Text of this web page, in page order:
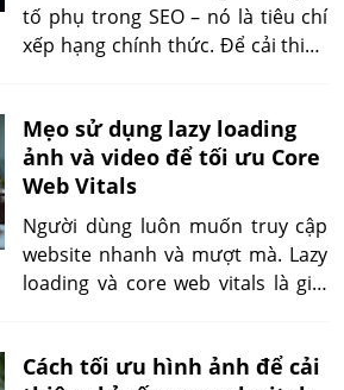
tố phụ trong SEO – nó là tiêu chí
xếp hạng chính thức. Để cải thiện
Bài viết sau sẽ hướng dẫn bạn
cách chọn hosting tốt cho core
web vitals một cách thực tế, dễ
hiểu và bền vững theo tiêu chuẩn
mới nhất năm 2025.
Mẹo sử dụng lazy loading
ảnh và video để tối ưu Core
Web Vitals
Người dùng luôn muốn truy cập
website nhanh và mượt mà. Lazy
loading và core web vitals là giải
nhanh chóng và mang lại trải
Cách tối ưu hình ảnh để cải